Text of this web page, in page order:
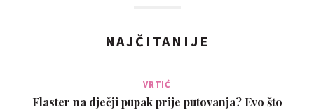
NAJČITANIJE
VRTIĆ
Flaster na dječji pupak prije putovanja? Evo što